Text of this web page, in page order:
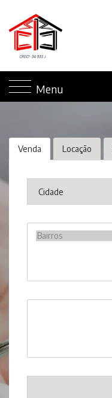
Menu
Venda Locação